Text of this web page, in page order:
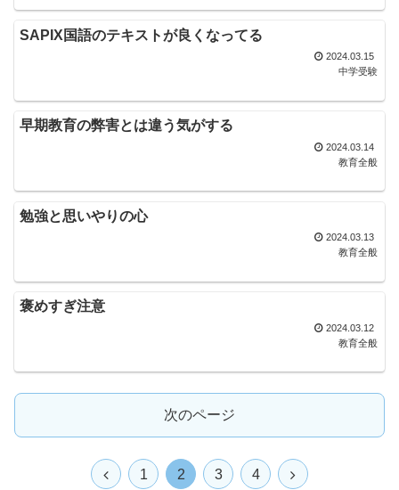
SAPIX国語のテキストが良くなってる
2024.03.15
中学受験
早期教育の弊害とは違う気がする
2024.03.14
教育全般
勉強と思いやりの心
2024.03.13
教育全般
褒めすぎ注意
2024.03.12
教育全般
次のページ
1 2 3 4